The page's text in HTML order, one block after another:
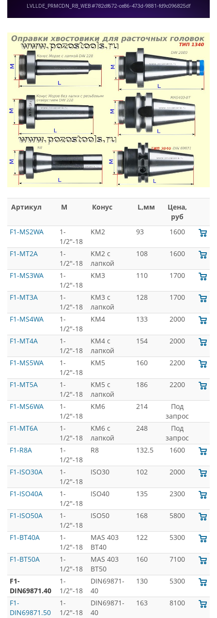
Артикул M Конус L,мм
Цена,
руб
F1-MS2WA
1-
1/2"-18
KM2 93 1600
F1-MT2A
1-
1/2"-18
KM2 с
лапкой
108 1600
F1-MS3WA
1-
1/2"-18
KM3 110 1700
F1-MT3A
1-
1/2"-18
KM3 с
лапкой
128 1700
F1-MS4WA
1-
1/2"-18
KM4 133 2000
F1-MT4A
1-
1/2"-18
KM4 с
лапкой
154 2000
F1-MS5WA
1-
1/2"-18
KM5 160 2200
F1-MT5A
1-
1/2"-18
KM5 с
лапкой
186 2200
F1-MS6WA
1-
1/2"-18
KM6 214
Под
запрос
F1-MT6A
1-
1/2"-18
KM6 с
лапкой
248
Под
запрос
F1-R8A
1-
1/2"-18
R8 132.5 1600
F1-ISO30A
1-
1/2"-18
ISO30 102 2000
F1-ISO40A
1-
1/2"-18
ISO40 135 2300
F1-ISO50A
1-
1/2"-18
ISO50 168 5800
F1-BT40A
1-
1/2"-18
MAS 403
BT40
122 5300
F1-BT50A
1-
1/2"-18
MAS 403
BT50
160 7100
F1-
DIN69871.40
1-
1/2"-18
DIN69871-
40
130 5300
F1-
DIN69871.50
1-
1/2"-18
DIN69871-
40
163 8100